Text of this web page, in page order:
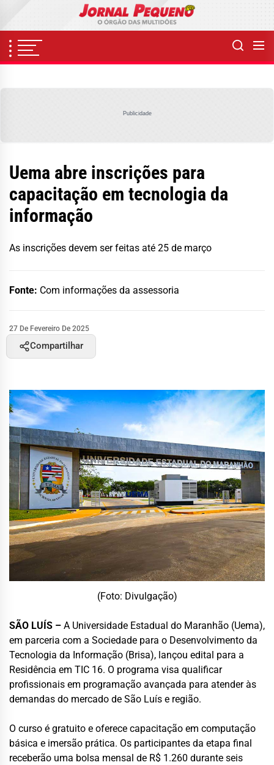
content
Publicidade
Uema abre inscrições para
capacitação em tecnologia da
informação
As inscrições devem ser feitas até 25 de março
Fonte: Com informações da assessoria
27 De Fevereiro De 2025
Compartilhar
(Foto: Divulgação)
SÃO LUÍS – A Universidade Estadual do Maranhão (Uema),
em parceria com a Sociedade para o Desenvolvimento da
Tecnologia da Informação (Brisa), lançou edital para a
Residência em TIC 16. O programa visa qualificar
profissionais em programação avançada para atender às
demandas do mercado de São Luís e região.
O curso é gratuito e oferece capacitação em computação
básica e imersão prática. Os participantes da etapa final
receberão uma bolsa mensal de R$ 1.260 durante seis